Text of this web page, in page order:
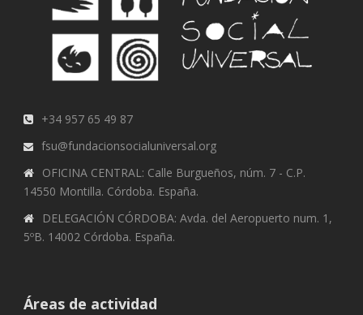
+34 957 65 49 87
fsu@fundacionsocialuniversal.org
OFICINA CENTRAL: Calle Burgueños, núm. 7 - C.P.
14550 Montilla. Córdoba. España.
DELEGACIÓN CÓRDOBA: Avda. del Aeropuerto num. 1,
5ºB. 14002 Córdoba. España.
Áreas de actividad